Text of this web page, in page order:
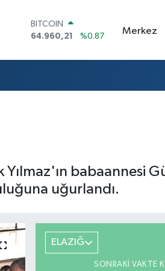
DOLAR
47,7436
%0.18
55,2510
%0.32
Merkez
babaannesi
uğurlandı.
ELAZIĞ
SONRAKI VAKTE